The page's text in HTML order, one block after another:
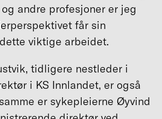
andre profesjoner er jeg
får sin
viktige arbeidet.
tidligere nestleder i
i KS Innlandet, er også
er sykepleierne Øyvind